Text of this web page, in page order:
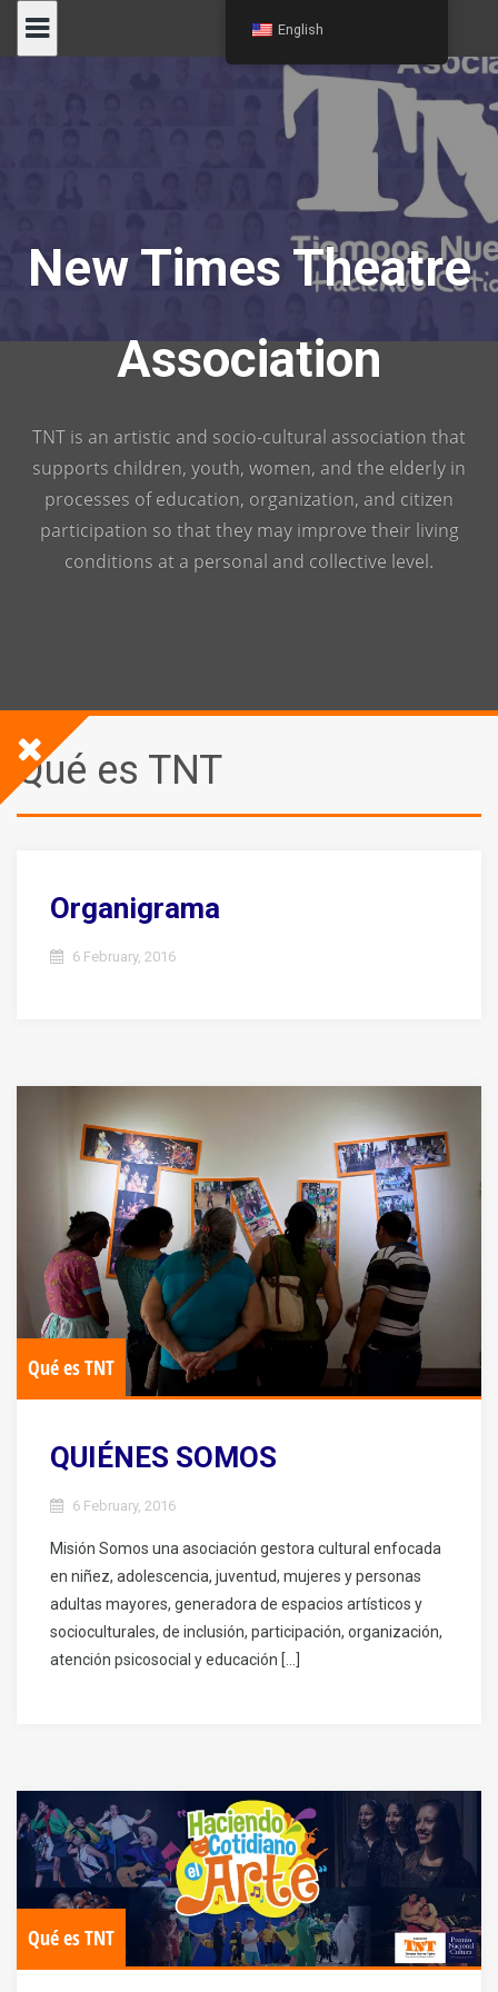
New Times Theatre
Association
TNT is an artistic and socio-cultural association that
supports children, youth, women, and the elderly in
processes of education, organization, and citizen
participation so that they may improve their living
conditions at a personal and collective level.
Qué es TNT
Organigrama
6 February, 2016
Qué es TNT
QUIÉNES SOMOS
6 February, 2016
Misión Somos una asociación gestora cultural enfocada
en niñez, adolescencia, juventud, mujeres y personas
adultas mayores, generadora de espacios artísticos y
socioculturales, de inclusión, participación, organización,
atención psicosocial y educación […]
Qué es TNT
English